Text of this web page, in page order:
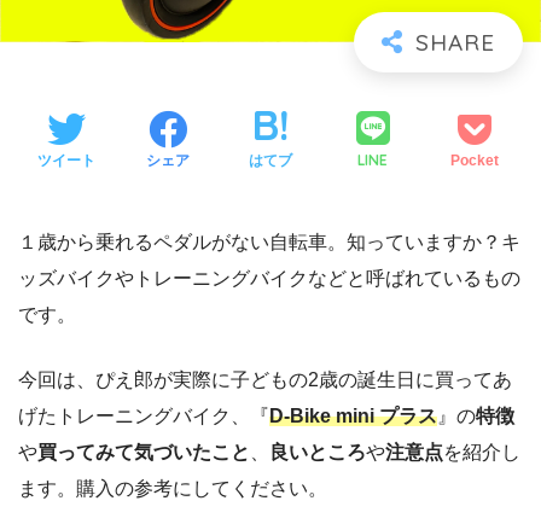
ツイート シェア はてブ LINE Pocket
１歳から乗れるペダルがない自転車。知っていますか？キ
ッズバイクやトレーニングバイクなどと呼ばれているもの
です。
今回は、ぴえ郎が実際に子どもの2歳の誕生日に買ってあ
げたトレーニングバイク、『D-Bike mini プラス 』の特徴
や買ってみて気づいたこと 良いところや注意点を紹介し
ます。購入の参考にしてください。